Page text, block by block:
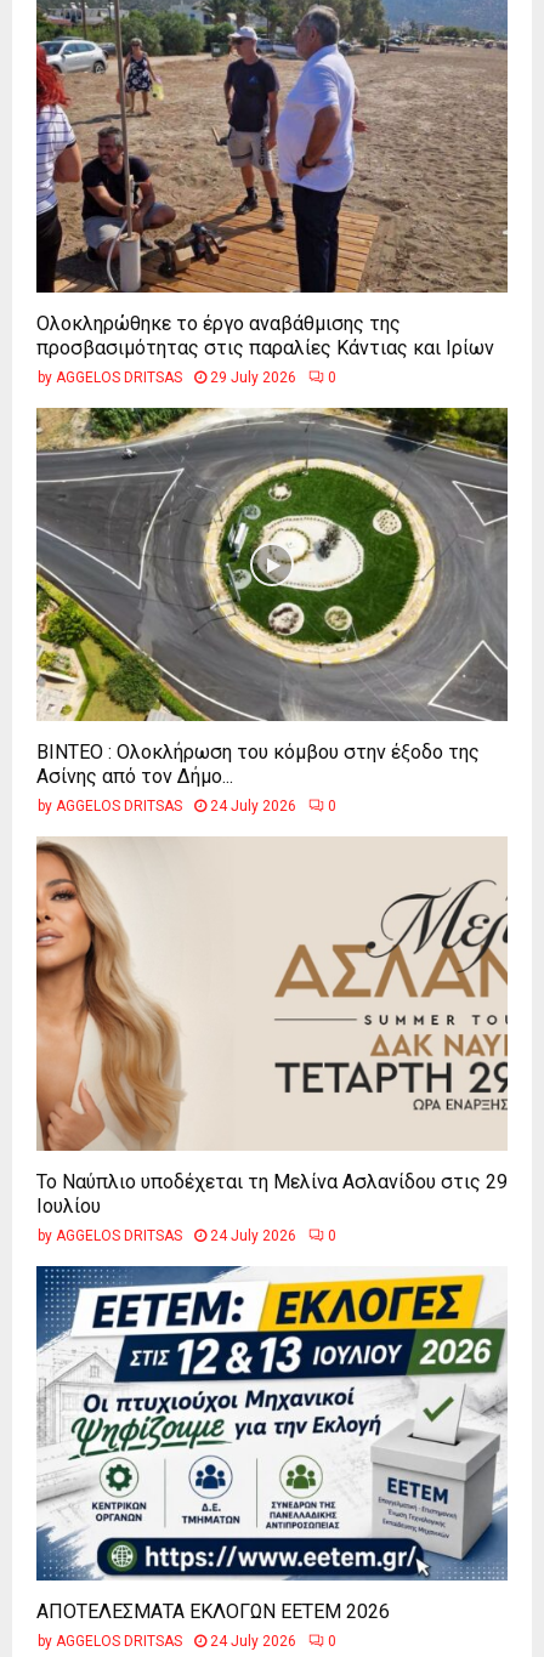
Ολοκληρώθηκε το έργο αναβάθμισης της
προσβασιμότητας στις παραλίες Κάντιας και Ιρίων
by AGGELOS DRITSAS 29 July 2026 0
ΒΙΝΤΕΟ : Ολοκλήρωση του κόμβου στην έξοδο της
Ασίνης από τον Δήμο...
by AGGELOS DRITSAS 24 July 2026 0
Το Ναύπλιο υποδέχεται τη Μελίνα Ασλανίδου στις 29
Ιουλίου
by AGGELOS DRITSAS 24 July 2026 0
ΑΠΟΤΕΛΕΣΜΑΤΑ ΕΚΛΟΓΩΝ ΕΕΤΕΜ 2026
by AGGELOS DRITSAS 24 July 2026 0